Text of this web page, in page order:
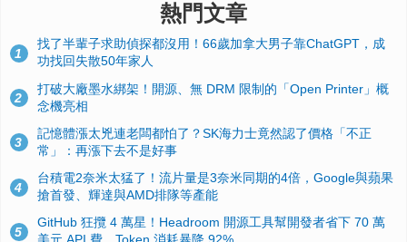
熱門文章
1
找了半輩子求助偵探都沒用！66歲加拿大男子靠ChatGPT，成
功找回失散50年家人
2
打破大廠墨水綁架！開源、無 DRM 限制的「Open Printer」概
念機亮相
3
記憶體漲太兇連老闆都怕了？SK海力士竟然認了價格「不正
常」：再漲下去不是好事
4
台積電2奈米太猛了！流片量是3奈米同期的4倍，Google與蘋果
搶首發、輝達與AMD排隊等產能
5
GitHub 狂攬 4 萬星！Headroom 開源工具幫開發者省下 70 萬